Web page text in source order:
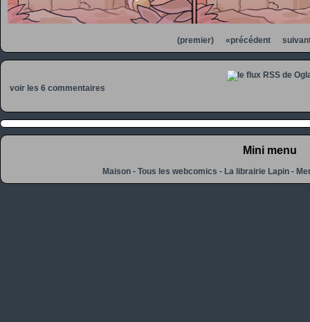
(premier) «précédent
voir les 6 commentaires
Mini menu
Maison -Tous les webcomics -La librairie Lapin -